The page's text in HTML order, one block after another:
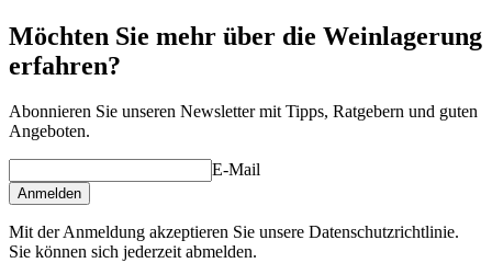
Möchten Sie mehr über die Weinlagerung
erfahren?
Abonnieren Sie unseren Newsletter mit Tipps, Ratgebern und guten
Angeboten.
E-Mail
Anmelden
Mit der Anmeldung akzeptieren Sie unsere Datenschutzrichtlinie.
Sie können sich jederzeit abmelden.